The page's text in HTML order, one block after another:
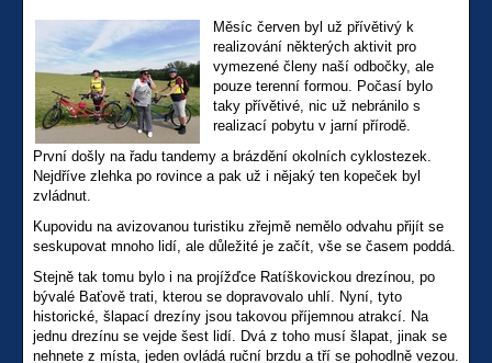
Měsíc červen byl už přívětivý k
realizování některých aktivit pro
vymezené členy naší odbočky, ale
pouze terenní formou. Počasí bylo
taky přívětivé, nic už nebránilo s
realizací pobytu v jarní přírodě.
První došly na řadu tandemy a brázdění okolních cyklostezek.
Nejdříve zlehka po rovince a pak už i nějaký ten kopeček byl
zvládnut.
Kupovidu na avizovanou turistiku zřejmě nemělo odvahu přijít se
seskupovat mnoho lidí, ale důležité je začít, vše se časem poddá.
Stejně tak tomu bylo i na projížďce Ratíškovickou drezínou, po
bývalé Baťově trati, kterou se dopravovalo uhlí. Nyní, tyto
historické, šlapací drezíny jsou takovou příjemnou atrakcí. Na
jednu drezínu se vejde šest lidí. Dvá z toho musí šlapat, jinak se
nehnete z místa, jeden ovládá ruční brzdu a tří se pohodlně vezou.